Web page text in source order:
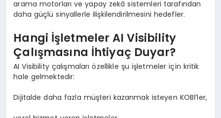
arama motorları ve yapay zekâ sistemleri tarafından
daha güçlü sinyallerle ilişkilendirilmesini hedefler.
Hangi İşletmeler AI Visibility
Çalışmasına İhtiyaç Duyar?
AI Visibility çalışmaları özellikle şu işletmeler için kritik
hale gelmektedir:
Dijitalde daha fazla müşteri kazanmak isteyen KOBİ’ler,